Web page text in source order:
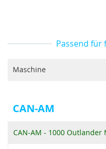
Passend für
Maschine
CAN-AM
CAN-AM - 1000 Outlander